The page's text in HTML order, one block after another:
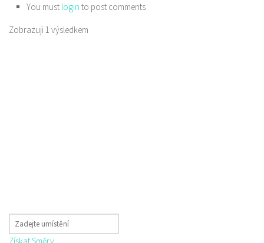
You must login to post comments
Zobrazuji 1 výsledkem